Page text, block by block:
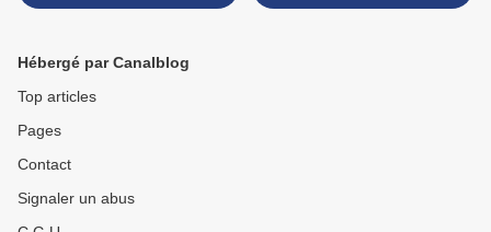
Hébergé par Canalblog
Top articles
Pages
Contact
Signaler un abus